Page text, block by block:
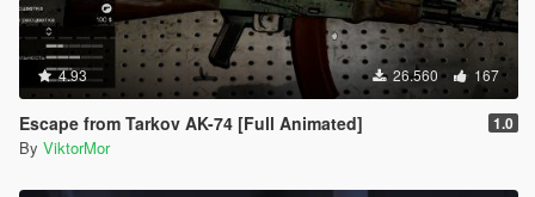
4.93 26.560 167
Escape from Tarkov AK-74 [Full Animated] 1.0
By ViktorMor